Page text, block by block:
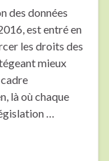
des données
est entré en
les droits des
mieux
là où chaque
…